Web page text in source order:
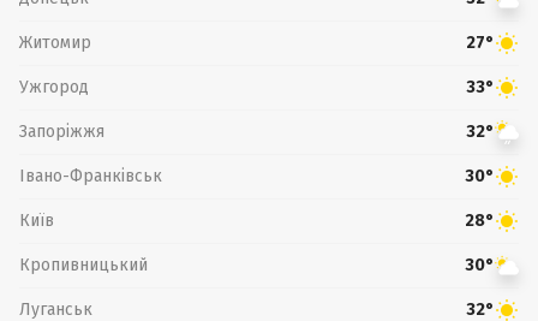
Житомир 27°
Ужгород 33°
Запоріжжя 32°
Івано-Франківськ 30°
Київ 28°
Кропивницький 30°
Луганськ 32°